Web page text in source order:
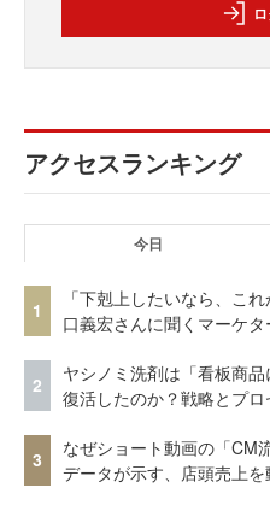
アクセスランキング
今日
1
「下剋上したいなら、こ
口義宏さんに聞くマーケ
2
ヤシノミ洗剤は「看板商
復活したのか？戦略とプロ
3
なぜショート動画の「CM
データが示す、店頭売上